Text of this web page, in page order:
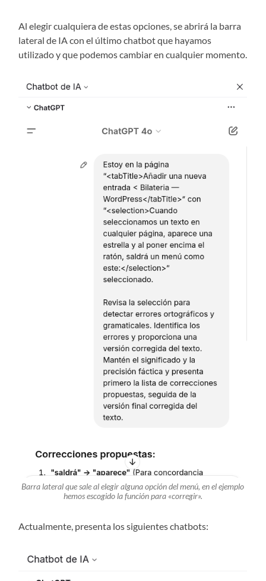
Al elegir cualquiera de estas opciones, se abrirá la barra
lateral de IA con el último chatbot que hayamos
utilizado y que podemos cambiar en cualquier momento.
Barra lateral que sale al elegir alguna opción del menú, en el ejemplo
hemos escogido la función para «corregir».
Actualmente, presenta los siguientes chatbots: